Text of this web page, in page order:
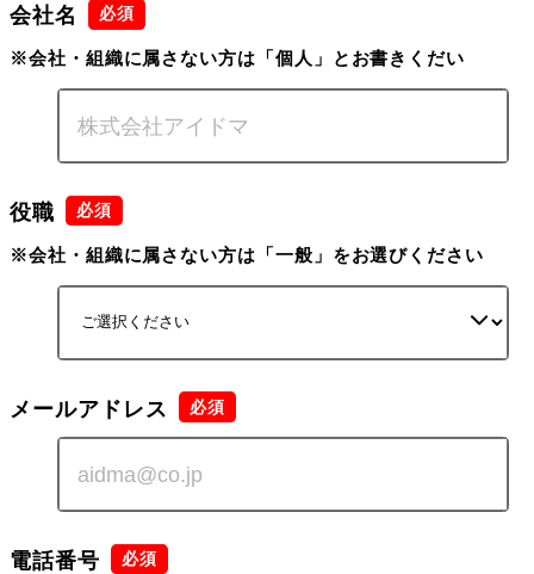
会社名
※会社・組織に属さない方は「個人」とお書きくだい
役職
※会社・組織に属さない方は「一般」をお選びください
メールアドレス
電話番号